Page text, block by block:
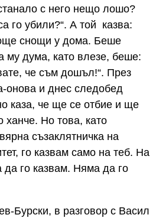
с него нещо лошо?
го убили?“. А той казва:
снощи у дома. Беше
му дума, като влезе, беше:
че съм дошъл!“. През
онова и днес следобед
каза, че ще се отбие и ще
ханче. Но това, като
съзаклятничка на
го казвам само на теб. На
да го казвам. Няма да го
Бурски, в разговор с Васил